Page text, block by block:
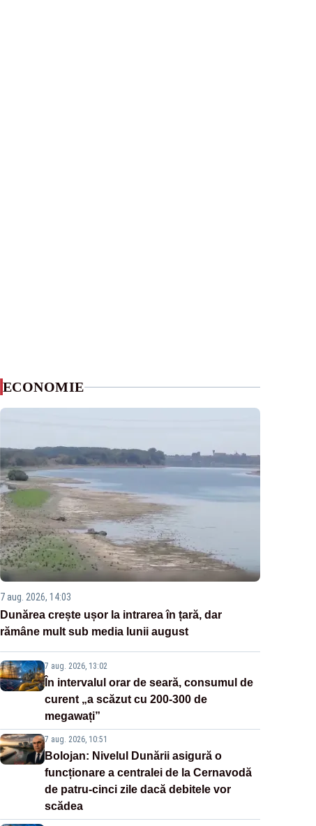
ECONOMIE
7 aug. 2026, 14:03
Dunărea crește ușor la intrarea în țară, dar
rămâne mult sub media lunii august
7 aug. 2026, 13:02
În intervalul orar de seară, consumul de
curent „a scăzut cu 200-300 de
megawați”
7 aug. 2026, 10:51
Bolojan: Nivelul Dunării asigură o
funcționare a centralei de la Cernavodă
de patru-cinci zile dacă debitele vor
scădea